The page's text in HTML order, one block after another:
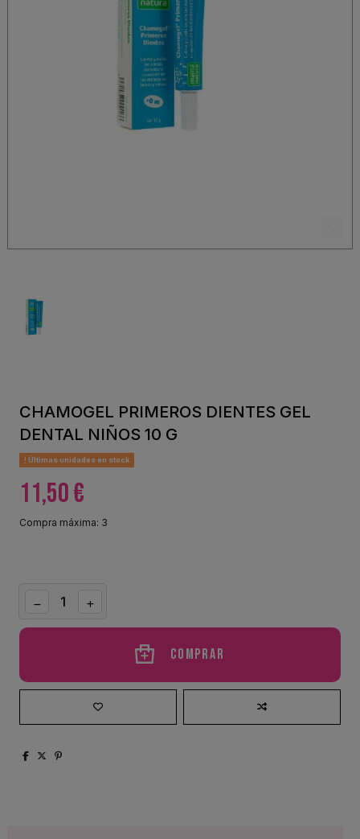
CHAMOGEL PRIMEROS DIENTES GEL
DENTAL NIÑOS 10 G
Últimas unidades en stock
11,50 €
Compra máxima: 3
Comprar